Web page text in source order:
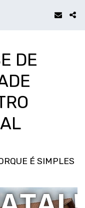
DE
É SIMPLES